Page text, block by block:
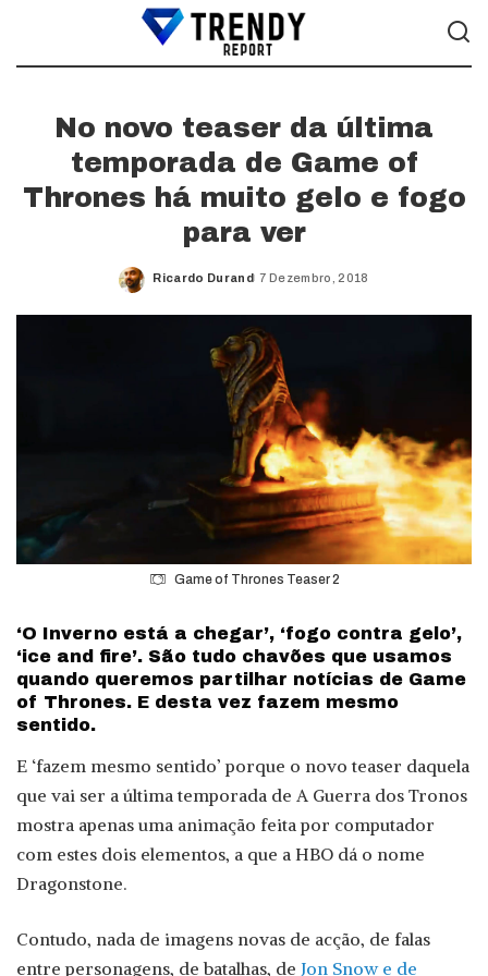
No novo teaser da última
temporada de Game of
Thrones há muito gelo e fogo
para ver
Posted
Ricardo Durand 7 Dezembro, 2018
Game of Thrones Teaser 2
‘O Inverno está a chegar’, ‘fogo contra gelo’,
‘ice and fire’. São tudo chavões que usamos
quando queremos partilhar notícias de Game
of Thrones. E desta vez fazem mesmo
sentido.
E ‘fazem mesmo sentido’ porque o novo teaser daquela
que vai ser a última temporada de A Guerra dos Tronos
mostra apenas uma animação feita por computador
com estes dois elementos, a que a HBO dá o nome
Dragonstone.
Contudo, nada de imagens novas de acção, de falas
entre personagens, de batalhas, de Jon Snow e de